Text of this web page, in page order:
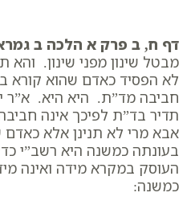
דף ח, ב פרק א הלכה ב
מבטל שינון מפני שינון. והא
לא הפסיד כאדם שהוא קורא
חביבה מד”ת. היא היא. א”ר
תדיר בד”ת לפיכך אינה
אבא מרי לא תנינן אלא
בעונתה כמשנה היא רשב”י
העוסק במקרא מידה ואינה
כמשנה: